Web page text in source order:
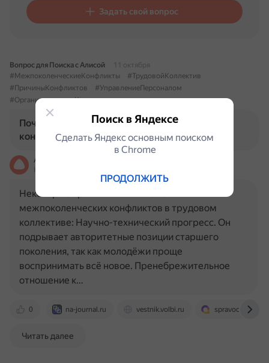
Задать свой вопрос
Вопрос для Поиска с Алисой
11 октября
#МежпоколенческиеКонфликты
#ТрудовойКоллектив
#ПричиныКонфликтов
#УправлениеПерсоналом
#ОрганизационнаяКультура
Почему возникают межпоколенческие
конфликты в трудовом коллективе?
Алиса
0 na-journal.ru vestnik.volbi.ru spravochnick.ru
Некоторые причины возникновения
межпоколенческих конфликтов в трудовом
коллективе: Научно-технический прогресс. Он
подрывает авторитетные позиции старшего
поколения, так как молодёжи проще
воспринимать всё новое. Пренебрежительное
отношение к…
Читать далее
Поиск в Яндексе
Сделать Яндекс основным поиском
в Сhrome
ПРОДОЛЖИТЬ